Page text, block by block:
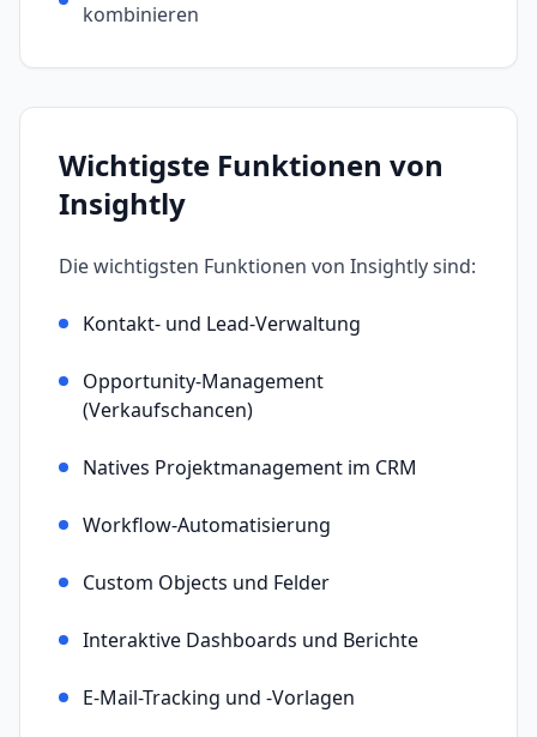
kombinieren
Wichtigste Funktionen von
Insightly
Die wichtigsten Funktionen von Insightlysind:
Kontakt- und Lead-Verwaltung
Opportunity-Management
(Verkaufschancen)
Natives Projektmanagement im CRM
Workflow-Automatisierung
Custom Objects und Felder
Interaktive Dashboards und Berichte
E-Mail-Tracking und -Vorlagen